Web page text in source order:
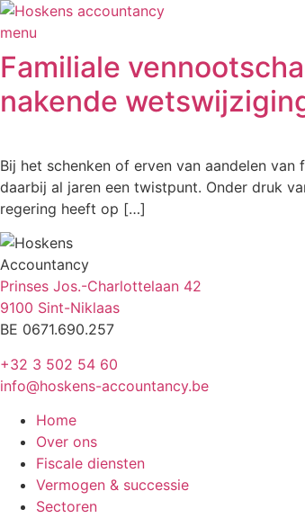
Spring
naar
de
inhoud
menu
Familiale
nakende
Bij het schenken of erven van aandelen
daarbij al jaren een twistpunt. Onder druk
regering heeft op […]
Accountancy
Prinses Jos.-Charlottelaan 42
9100 Sint-Niklaas
BE 0671.690.257
+32 3 502 54 60
info@hoskens-accountancy.be
Home
Over ons
Fiscale diensten
Vermogen & successie
Sectoren